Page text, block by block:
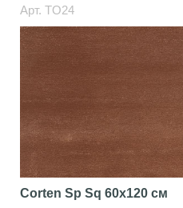
Арт. TO24
Corten Sp Sq 60x120 см